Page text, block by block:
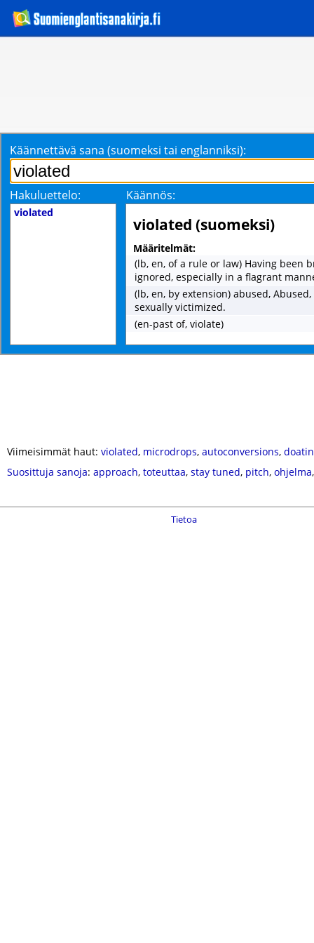
Käännettävä sana (suomeksi tai englanniksi):
Hakuluettelo: Käännös:
violated
violated (suomeksi)
Määritelmät:
(lb, en, of a rule or law) Having been
ignored, especially in a flagrant
(lb, en, by extension) abused,
sexually victimized.
(en-past of, violate)
Viimeisimmät haut: violated, microdrops, autoconversions,
Suosittuja sanoja: approach, toteuttaa, stay tuned, pitch, ohjelma
Tietoa